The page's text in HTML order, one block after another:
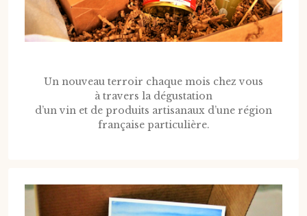
Un nouveau terroir chaque mois chez vous
à travers la dégustation
d’un vin et de produits artisanaux d’une région
française particulière.